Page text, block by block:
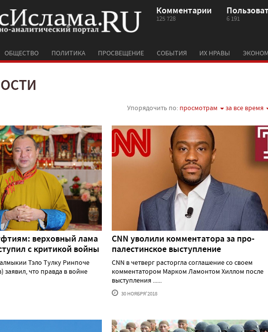
Комментарии
125 728 6 191
ОБЩЕСТВО ПОЛИТИКА ПРОСВЕЩЕНИЕ СОБЫТИЯ ИХ НРАВЫ
Упорядочить по: просмотрам за все время
верховный лама
с критикой войны
Тэло Тулку Ринпоче
что правда в войне
CNN уволили комментатора за про-
палестинское выступление
CNN в четверг расторгла соглашение со своем
комментатором Марком Ламонтом Хиллом после
выступления ......
30 НОЯБРЯ'2018